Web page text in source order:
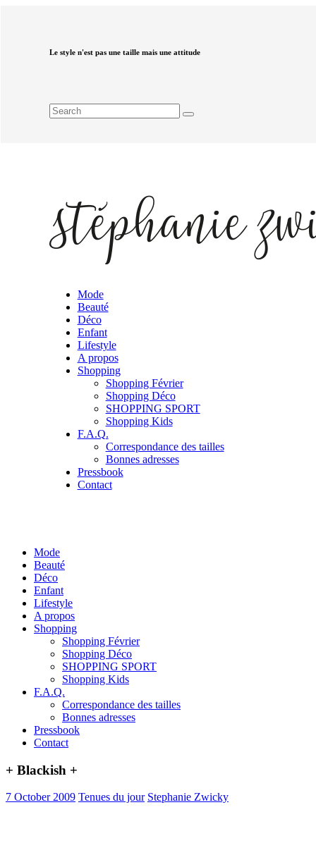
Le style n'est pas une taille mais une attitude
Mode
Beauté
Déco
Enfant
Lifestyle
A propos
Shopping
Shopping Février
Shopping Déco
SHOPPING SPORT
Shopping Kids
F.A.Q.
Correspondance des tailles
Bonnes adresses
Pressbook
Contact
Mode
Beauté
Déco
Enfant
Lifestyle
A propos
Shopping
Shopping Février
Shopping Déco
SHOPPING SPORT
Shopping Kids
F.A.Q.
Correspondance des tailles
Bonnes adresses
Pressbook
Contact
+ Blackish +
7 October 2009 Tenues du jour Stephanie Zwicky